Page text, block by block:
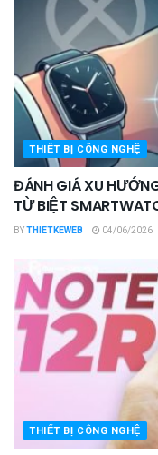
THIẾT BỊ CÔNG NGHỆ
ĐÁNH GIÁ XU
TỪ BIỆT
BYTHIETKEWEB 04/06/2026
THIẾT BỊ CÔNG NGHỆ